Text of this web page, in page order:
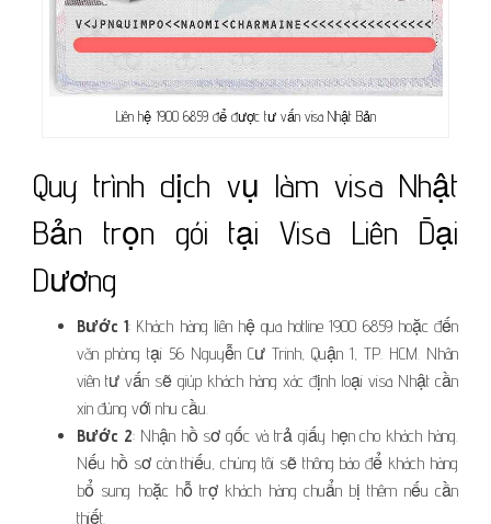
Liên hệ 1900 6859 để được tư vấn visa Nhật Bản
Quy trình dịch vụ làm visa Nhật
Bản trọn gói tại Visa Liên Đại
Dương
Bước 1: Khách hàng liên hệ qua hotline 1900 6859 hoặc đến
văn phòng tại 56 Nguyễn Cư Trinh, Quận 1, TP. HCM. Nhân
viên tư vấn sẽ giúp khách hàng xác định loại visa Nhật cần
xin đúng với nhu cầu.
Bước 2: Nhận hồ sơ gốc và trả giấy hẹn cho khách hàng.
Nếu hồ sơ còn thiếu, chúng tôi sẽ thông báo để khách hàng
bổ sung hoặc hỗ trợ khách hàng chuẩn bị thêm nếu cần
thiết.